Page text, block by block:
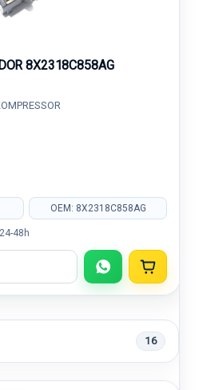
8X2318C858AG
OEM: 8X2318C858AG
48h
16